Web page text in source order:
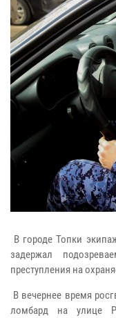
В городе Топки
задержал
преступления на
В вечернее время
ломбард на улице